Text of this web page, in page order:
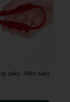
saks - Mini-saks